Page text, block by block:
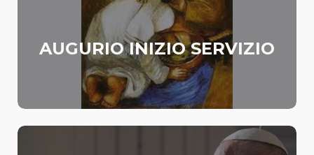
AUGURIO INIZIO SERVIZIO